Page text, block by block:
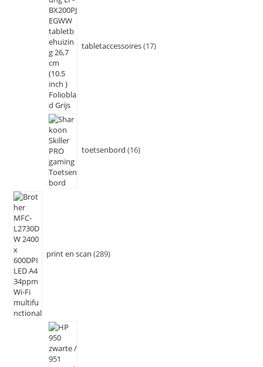
tabletaccessoires 17
toetsenbord 16
print en scan 289